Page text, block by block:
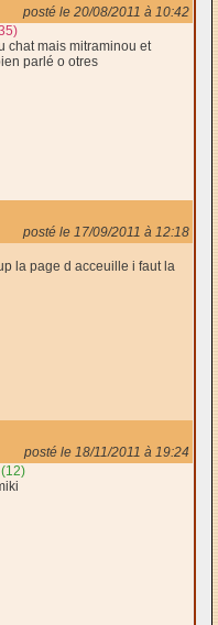
posté le 20/08/2011 à 10:42
chat mais mitraminou et
parlé o otres
posté le 17/09/2011 à 12:18
la page d acceuille i faut la
posté le 18/11/2011 à 19:24